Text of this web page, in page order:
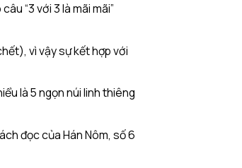
“3 với 3 là mãi mãi”
vì vậy sự kết hợp với
là 5 ngọn núi linh thiêng
đọc của Hán Nôm, số 6